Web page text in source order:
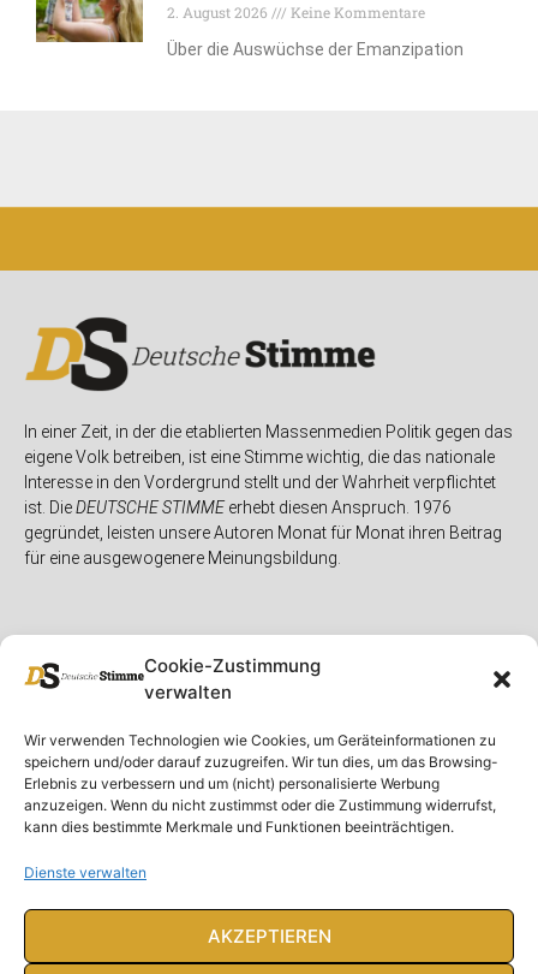
Cookie-Zustimmung
verwalten
Wir verwenden Technologien wie Cookies, um Geräteinformationen zu
speichern und/oder darauf zuzugreifen. Wir tun dies, um das Browsing-
Erlebnis zu verbessern und um (nicht) personalisierte Werbung
anzuzeigen. Wenn du nicht zustimmst oder die Zustimmung widerrufst,
kann dies bestimmte Merkmale und Funktionen beeinträchtigen.
Dienste verwalten
AKZEPTIEREN
2. August 2026
Keine Kommentare
Über die Auswüchse der Emanzipation
In einer Zeit, in der die etablierten Massenmedien Politik gegen das
eigene Volk betreiben, ist eine Stimme wichtig, die das nationale
Interesse in den Vordergrund stellt und der Wahrheit verpflichtet
ist. DieDEUTSCHE STIMMEerhebt diesen Anspruch. 1976
gegründet, leisten unsere Autoren Monat für Monat ihren Beitrag
für eine ausgewogenere Meinungsbildung.
Unser Magazin
Spenden
Ausgaben
Abonnieren
Rubriken
Deutschland
Ausland
Feuilleton
Rechtliches
Rechtliche Hinweise
Impressum
Datenschutzerklärung